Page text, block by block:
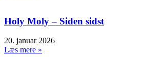
Holy Moly – Siden sidst
20. januar 2026
Læs mere »